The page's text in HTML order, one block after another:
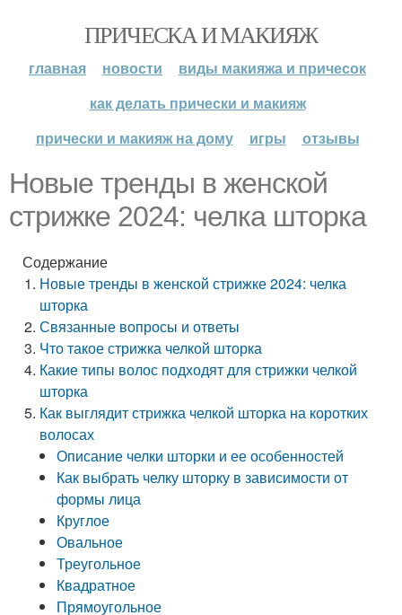
ПРИЧЕСКА И МАКИЯЖ
главная новости
виды макияжа и причесок
как делать прически и макияж
прически и макияж на дому
игры отзывы
Новые тренды в женской
стрижке 2024: челка шторка
Содержание
Новые тренды в женской стрижке 2024: челка
шторка
Связанные вопросы и ответы
Что такое стрижка челкой шторка
Какие типы волос подходят для стрижки челкой
шторка
Как выглядит стрижка челкой шторка на коротких
волосах
Описание челки шторки и ее особенностей
Как выбрать челку шторку в зависимости от
формы лица
Круглое
Овальное
Треугольное
Квадратное
Прямоугольное